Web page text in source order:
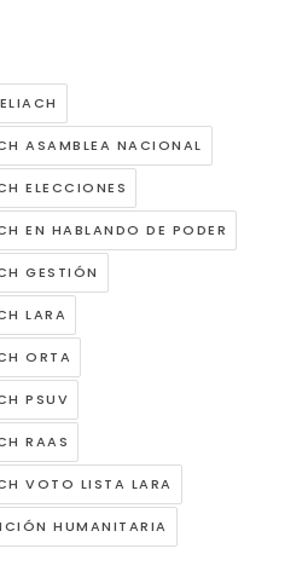
ASAMBLEA NACIONAL
ELECCIONES
EN HABLANDO DE PODER
GESTIÓN
LARA
ORTA
PSUV
RAAS
VOTO LISTA LARA
HUMANITARIA